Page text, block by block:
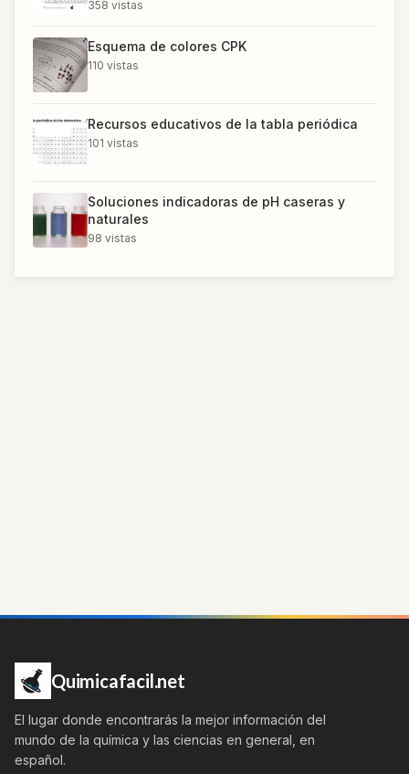
358 vistas
Esquema de colores CPK
110 vistas
Recursos educativos de la tabla periódica
101 vistas
Soluciones indicadoras de pH caseras y
naturales
98 vistas
Quimicafacil.net
El lugar donde encontrarás la mejor información del
mundo de la química y las ciencias en general, en
español.